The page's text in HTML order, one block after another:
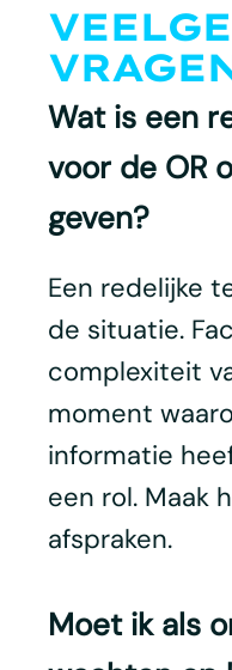
Wat is een
voor de OR
geven?
Een redelijke
de situatie.
complexiteit
moment
informatie
een rol. Maak
afspraken.
Moet ik als